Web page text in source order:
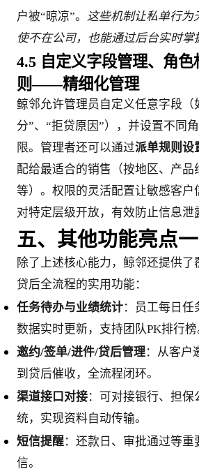
户被“晾凉”。
这些机制让私单行为
使不在公司，也能通过后台实时掌
4.5 自定义字段管理、角
则——精细化管理
鲸邻允许管理员自定义任意字段（
分”、“拒贷原因”），并设置不同
限。管理者还可以通过派单规则设
配给最适合的销售（按地区、产品
等）。权限的灵活配置让敏感客户
对特定层级开放，有效防止信息泄
五、其他功能亮点
除了上述核心能力，鲸邻还提供了
贷后全流程的实用功能：
任务待办与业绩统计：员工每日任
数据实时更新，支持团队PK排行榜
邀约/签单/进件/贷后管理：从客户
到贷后催收，全流程闭环。
渠道接口对接：可对接银行、担保
统，实现资料自动传输。
短信提醒：还款日、审批通过等重
信。